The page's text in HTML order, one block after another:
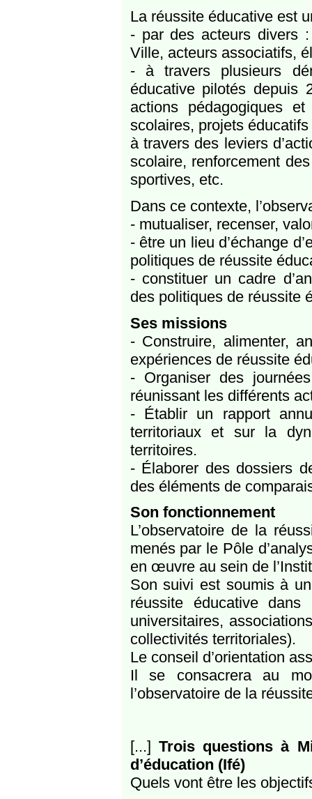
La réussite éducative est
- par des acteurs divers
Ville, acteurs associatifs,
- à travers plusieurs
éducative pilotés depuis
actions pédagogiques
scolaires, projets
à travers des leviers
scolaire, renforcement
sportives, etc.
Dans ce contexte,
- mutualiser, recenser,
- être un lieu d’échange
politiques de réussite
- constituer un cadre
des politiques de réussite
Ses missions
- Construire, alimenter,
expériences de réussite
- Organiser des
réunissant les différents
- Établir un rapport
territoriaux et sur la
territoires.
- Élaborer des dossiers
des éléments de
Son fonctionnement
L’observatoire de la
menés par le Pôle
en œuvre au sein de
Son suivi est soumis à
réussite éducative dans
universitaires,
collectivités territoriales).
Le conseil d’orientation
Il se consacrera au
l’observatoire de la
[...] Trois questions à
d’éducation (Ifé)
Quels vont être les